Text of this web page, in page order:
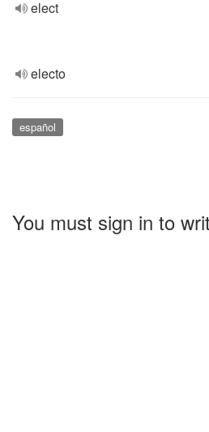
elect
electo
español
You must sign in to